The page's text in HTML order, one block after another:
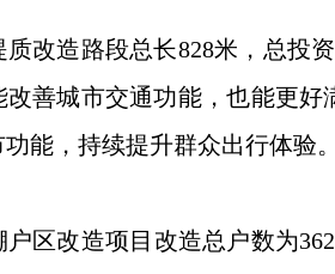
造路段总长828米，总投资
改善城市交通功能，也能更
能，持续提升群众出行体验
改造项目改造总户数为362